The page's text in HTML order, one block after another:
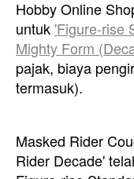
Hobby Online
untuk 'Figure-rise
Mighty Form
pajak, biaya
termasuk).
Masked Rider
Rider Decade'